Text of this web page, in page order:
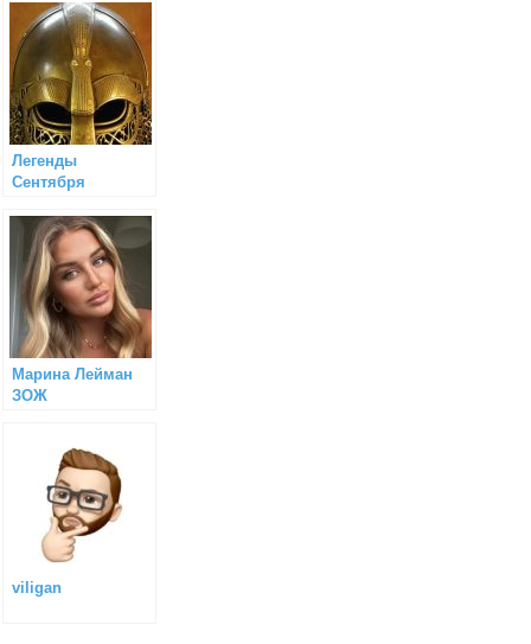
Легенды
Сентября
Марина Лейман
ЗОЖ
viligan